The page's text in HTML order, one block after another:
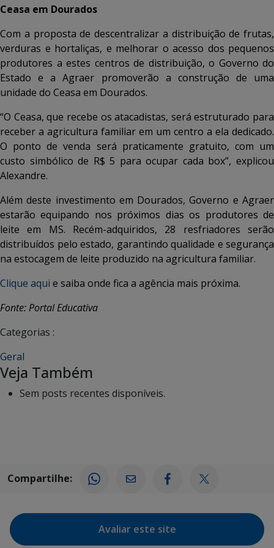
Ceasa em Dourados
Com a proposta de descentralizar a distribuição de frutas,
verduras e hortaliças, e melhorar o acesso dos pequenos
produtores a estes centros de distribuição, o Governo do
Estado e a Agraer promoverão a construção de uma
unidade do Ceasa em Dourados.
“O Ceasa, que recebe os atacadistas, será estruturado para
receber a agricultura familiar em um centro a ela dedicado.
O ponto de venda será praticamente gratuito, com um
custo simbólico de R$ 5 para ocupar cada box”, explicou
Alexandre.
Além deste investimento em Dourados, Governo e Agraer
estarão equipando nos próximos dias os produtores de
leite em MS. Recém-adquiridos, 28 resfriadores serão
distribuídos pelo estado, garantindo qualidade e segurança
na estocagem de leite produzido na agricultura familiar.
Clique aqui e saiba onde fica a agência mais próxima.
Fonte: Portal Educativa
Categorias :
Geral
Veja Também
Sem posts recentes disponíveis.
Compartilhe:
Avaliar este site